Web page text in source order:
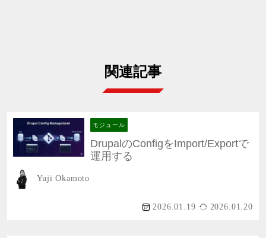
関連記事
モジュール
DrupalのConfigをImport/Exportで
運用する
Yuji Okamoto
2026.01.19 2026.01.20